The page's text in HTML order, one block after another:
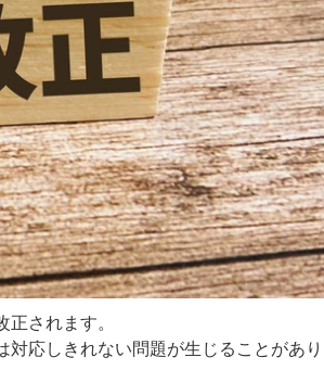
されます。
応しきれない問題が生じることがあり